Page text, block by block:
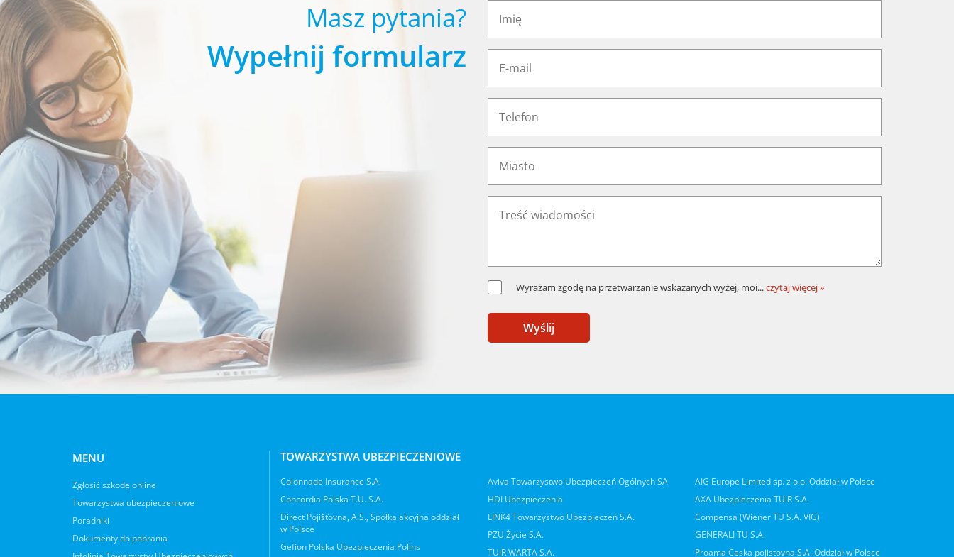
Masz pytania?
Wypełnij formularz
Wyrażam zgodę na przetwarzanie wskazanych wyżej, moi...czytaj więcej »
Wyślij
MENU
Zgłosić szkodę online
Towarzystwa ubezpieczeniowe
Poradniki
Dokumenty do pobrania
TOWARZYSTWA UBEZPIECZENIOWE
Colonnade Insurance S.A.
Concordia Polska T.U. S.A.
Direct Pojišťovna, A.S., Spółka akcyjna oddział
w Polsce
Gefion Polska Ubezpieczenia Polins
Aviva Towarzystwo Ubezpieczeń Ogólnych SA
HDI Ubezpieczenia
LINK4 Towarzystwo Ubezpieczeń S.A.
PZU Życie S.A.
TUiR WARTA S.A.
AIG Europe Limited sp. z o.o. Oddział w Polsce
AXA Ubezpieczenia TUiR S.A.
Compensa (Wiener TU S.A. VIG)
GENERALI TU S.A.
Proama Ceska pojistovna S.A. Oddział w Polsce